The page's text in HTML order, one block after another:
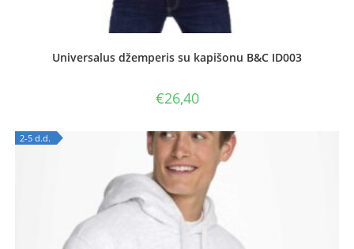
Universalus džemperis su kapišonu B&C ID003
€26,40
2-5 d.d.